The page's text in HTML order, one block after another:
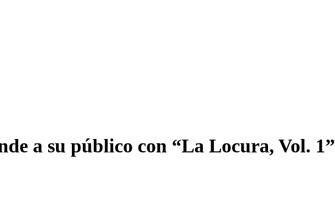
a su público con “La Locura, Vol. 1”